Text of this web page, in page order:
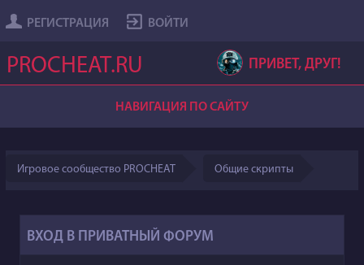
РЕГИСТРАЦИЯ ВОЙТИ
PROCHEAT.RU ПРИВЕТ, ДРУГ!
НАВИГАЦИЯ ПО САЙТУ
Игровое сообщество PROCHEAT Общие скрипты
ВХОД В ПРИВАТНЫЙ ФОРУМ